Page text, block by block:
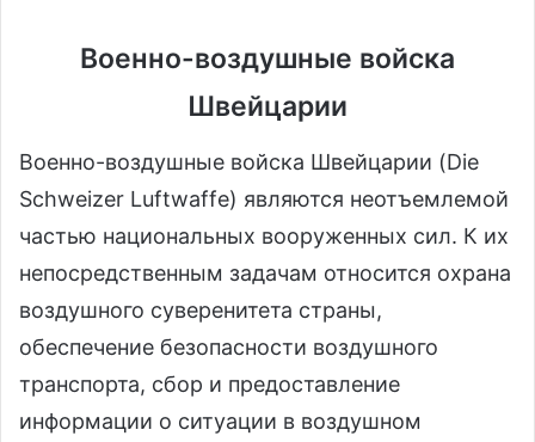
Военно-воздушные войска
Швейцарии
Военно-воздушные войска Швейцарии (Die
Schweizer Luftwaffe) являются неотъемлемой
частью национальных вооруженных сил. К их
непосредственным задачам относится охрана
воздушного суверенитета страны,
обеспечение безопасности воздушного
транспорта, сбор и предоставление
информации о ситуации в воздушном